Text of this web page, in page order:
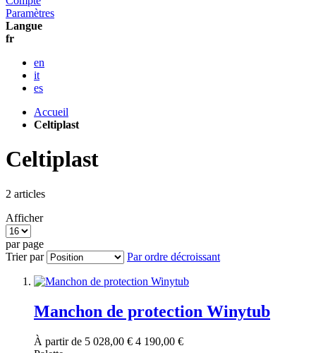
Paramètres
Langue
fr
en
it
es
Accueil
Celtiplast
Celtiplast
2 articles
Afficher
par page
Trier par
Par ordre décroissant
Manchon de protection Winytub
À partir de 5 028,00 € 4 190,00 €